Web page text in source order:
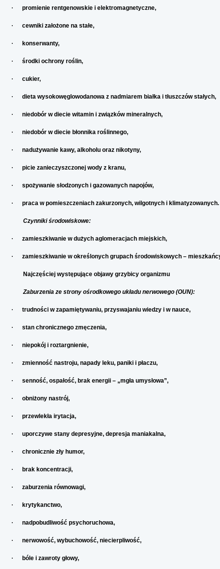
· promienie rentgenowskie i elektromagnetyczne,
· cewniki założone na stałe,
· konserwanty,
· środki ochrony roślin,
· cukier,
· dieta wysokowęglowodanowa z nadmiarem białka i tłuszczów stałych,
· niedobór w diecie witamin i związków mineralnych,
· niedobór w diecie błonnika roślinnego,
· nadużywanie kawy, alkoholu oraz nikotyny,
· picie zanieczyszczonej wody z kranu,
· spożywanie słodzonych i gazowanych napojów,
· praca w pomieszczeniach zakurzonych, wilgotnych i klimatyzowanych.
Czynniki środowiskowe:
· zamieszkiwanie w dużych aglomeracjach miejskich,
· zamieszkiwanie w określonych grupach środowiskowych –
Najczęściej występujące objawy grzybicy organizmu
Zaburzenia ze strony ośrodkowego układu nerwowego (OUN):
· trudności w zapamiętywaniu, przyswajaniu wiedzy i w nauce,
· stan chronicznego zmęczenia,
· niepokój i roztargnienie,
· zmienność nastroju, napady leku, paniki i płaczu,
· senność, ospałość, brak energii – „mgła umysłowa”,
· obniżony nastrój,
· przewlekła irytacja,
· uporczywe stany depresyjne, depresja maniakalna,
· chronicznie zły humor,
· brak koncentracji,
· zaburzenia równowagi,
· krytykanctwo,
· nadpobudliwość psychoruchowa,
· nerwowość, wybuchowość, niecierpliwość,
· bóle i zawroty głowy,